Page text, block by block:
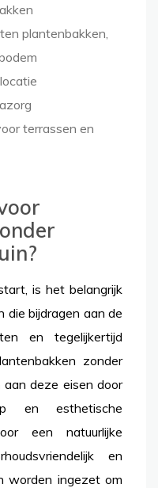
plantenbakken,
terrassen en
is het belangrijk
die bijdragen aan de
en tegelijkertijd
zonder
deze eisen door
en esthetische
een natuurlijke
en
worden ingezet om